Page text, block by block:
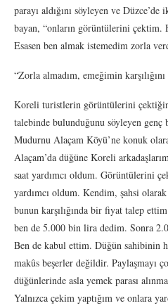
parayı aldığını söyleyen ve
bayan, “onların görüntülerini çektim.
Esasen ben almak istemedim zorla
“Zorla almadım, emeğimin
Koreli turistlerin görüntülerini
talebinde bulunduğunu söyleyen
Mudurnu Alaçam Köyü’ne konuk
Alaçam’da düğüne Koreli
saat yardımcı oldum. Görüntülerini
yardımcı oldum. Kendim, şahsi
bunun karşılığında bir fiyat talep
ben de 5.000 bin lira dedim. Sonra
Ben de kabul ettim. Düğün sahibinin
makûs beşerler değildir. Paylaşmayı
düğünlerinde asla yemek parası
Yalnızca çekim yaptığım ve onlara